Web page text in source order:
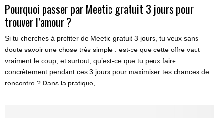
Pourquoi passer par Meetic gratuit 3 jours pour
trouver l’amour ?
Si tu cherches à profiter de Meetic gratuit 3 jours, tu veux sans
doute savoir une chose très simple : est-ce que cette offre vaut
vraiment le coup, et surtout, qu’est-ce que tu peux faire
concrètement pendant ces 3 jours pour maximiser tes chances de
rencontre ? Dans la pratique,......